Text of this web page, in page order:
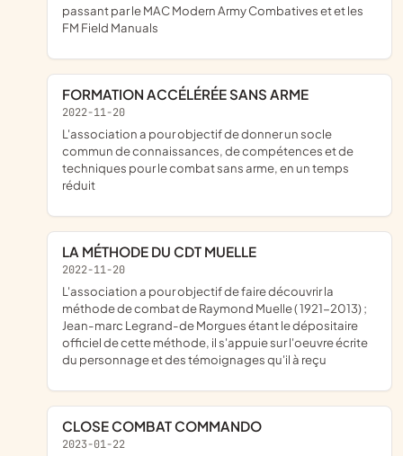
passant par le MAC Modern Army Combatives et et les
FM Field Manuals
FORMATION ACCÉLÉRÉE SANS ARME
2022-11-20
l'association a pour objectif de donner un socle
commun de connaissances, de compétences et de
techniques pour le combat sans arme, en un temps
réduit
LA MÉTHODE DU CDT MUELLE
2022-11-20
l'association a pour objectif de faire découvrir la
méthode de combat de Raymond Muelle ( 1921-2013) ;
Jean-marc Legrand-de Morgues étant le dépositaire
officiel de cette méthode, il s'appuie sur l'oeuvre écrite
du personnage et des témoignages qu'il à reçu
CLOSE COMBAT COMMANDO
2023-01-22